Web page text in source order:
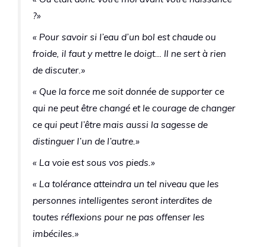
?»
« Pour savoir si l’eau d’un bol est chaude ou
froide, il faut y mettre le doigt… Il ne sert à rien
de discuter.»
« Que la force me soit donnée de supporter ce
qui ne peut être changé et le courage de changer
ce qui peut l’être mais aussi la sagesse de
distinguer l’un de l’autre.»
« La voie est sous vos pieds.»
« La tolérance atteindra un tel niveau que les
personnes intelligentes seront interdites de
toutes réflexions pour ne pas offenser les
imbéciles.»